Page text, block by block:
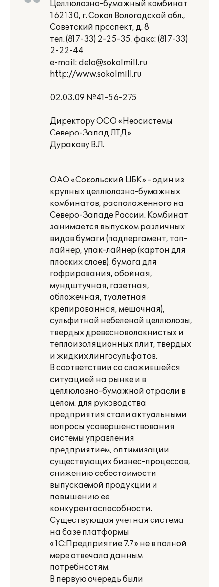
Целлюлозно-бумажный комбинат
162130, г. Сокол Вологодской обл.,
Советский проспект, д. 8
тел. (817-33) 2-25-35, факс: (817-33)
2-22-44
e-mail: delo@sokolmill.ru
http://www.sokolmill.ru
02.03.09 №41-56-275
Директору ООО «Неосистемы
Северо-Запад ЛТД»
Дуракову В.Л.
ОАО «Сокольский ЦБК» - один из
крупных целлюлозно-бумажных
комбинатов, расположенного на
Северо-Западе России. Комбинат
занимается выпуском различных
видов бумаги (подпергамент, топ-
лайнер, упак-лайнер (картон для
плоских слоев), бумага для
гофрирования, обойная,
мундштучная, газетная,
обложечная, туалетная
крепированная, мешочная),
сульфитной небеленой целлюлозы,
твердых древесноволокнистых и
теплоизоляционных плит, твердых
и жидких лингосульфатов.
В соответствии со сложившейся
ситуацией на рынке и в
целлюлозно-бумажной отрасли в
целом, для руководства
предприятия стали актуальными
вопросы усовершенствования
системы управления
предприятием, оптимизации
существующих бизнес-процессов,
снижению себестоимости
выпускаемой продукции и
повышению ее
конкурентоспособности.
Существующая учетная система
на базе платформы
«1С:Предприятие 7.7» не в полной
мере отвечала данным
потребностям.
В первую очередь были